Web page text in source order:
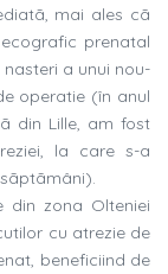
mai ales cã
prenatal
a unui nou-
operatie (în anul
din Lille, am fost
la care s-a
zona Olteniei
cu atrezie de
beneficiind de